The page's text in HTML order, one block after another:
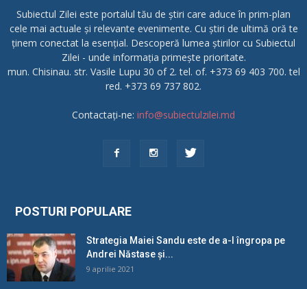
Subiectul Zilei este portalul tău de știri care aduce în prim-plan
cele mai actuale și relevante evenimente. Cu știri de ultimă oră te
ținem conectat la esențial. Descoperă lumea știrilor cu Subiectul
Zilei - unde informația primește prioritate.
mun. Chisinau. str. Vasile Lupu 30 of 2. tel. of. +373 69 403 700. tel
red. +373 69 737 802.
Contactați-ne: info@subiectulzilei.md
POSTURI POPULARE
Strategia Maiei Sandu este de a-l îngropa pe
Andrei Năstase și...
9 aprilie 2021